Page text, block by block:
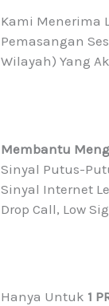
Kami Menerima
Pemasangan
Wilayah) Yang
Membantu
Sinyal Putus-
Sinyal Internet
Drop Call, Low
Hanya Untuk 1